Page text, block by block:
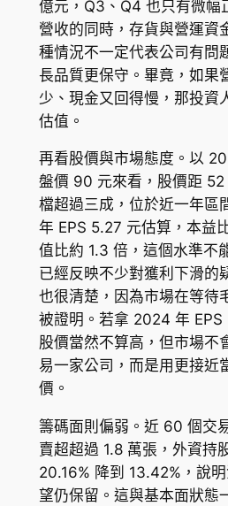
億元，Q3、Q4 也只有微幅
營收的同時，存貨與營運資
種情況不一定代表公司有問
長品質更保守。畢竟，如果
少、現金又回得慢，那投資
估值。
再看股價與市場態度。以
盤價 90 元來看，股價距 52
檔超過三成，位於近一年區
年 EPS 5.27 元估算，本益
值比約 1.3 倍，這個水準不
已經反映不少對獲利下滑的
也很清楚，因為市場在等待
被證明。若拿 2024 年
股價當然不算高，但市場不
易一家公司，而是用更接近
價。
籌碼面則偏弱。近 60 個交
賣超超過 1.8 萬張，外資持
20.16% 降到 13.42%，說
望仍保留。這與基本面狀態